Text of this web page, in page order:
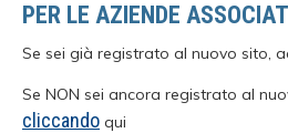
PER LE AZIENDE
Se sei già registrato al nuovo sito,
Se NON sei ancora registrato al
cliccando qui